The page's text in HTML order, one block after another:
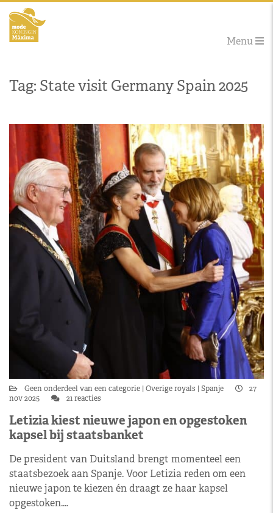
Menu
Tag: State visit Germany Spain 2025
Geen onderdeel van een categorie Overige royals Spanje
27
nov 2025
21 reacties
Letizia kiest nieuwe japon en opgestoken
kapsel bij staatsbanket
De president van Duitsland brengt momenteel een
staatsbezoek aan Spanje. Voor Letizia reden om een
nieuwe japon te kiezen én draagt ze haar kapsel
opgestoken.…